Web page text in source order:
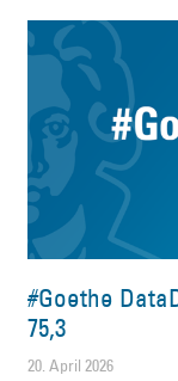
#Goethe
75,3
20. April 2026